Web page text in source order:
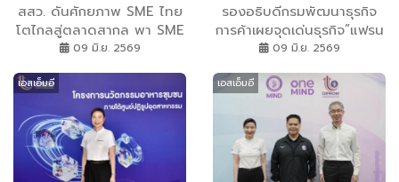
สสว. ดันศักยภาพ SME ไทย
โตไกลสู่ตลาดสากล พา SME
ไทยเจรจาจับคู่ธุรกิจงานแสดง
ที่ฮ่องกง พร้อมเป็นตัวแทน
OECD ประเทศไทย ร่วม
ประชุมเวทีระดับโลก D4SME
ณ กรุงปารีส
09 มิ.ย. 2569
รองอธิบดีกรมพัฒนาธุรกิจ
การค้าเผยจุดเด่นธุรกิจ”แฟรน
ไชส์” ยิดหยุ่น-ช่วยลดความ
09 มิ.ย. 2569
เอสเอ็มอี เอสเอ็มอี